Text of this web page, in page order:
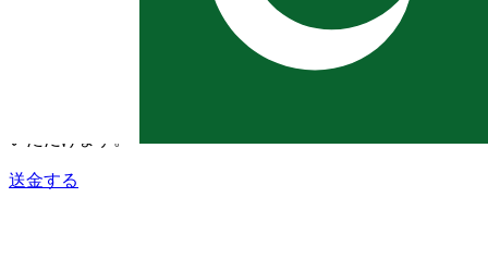
送金する